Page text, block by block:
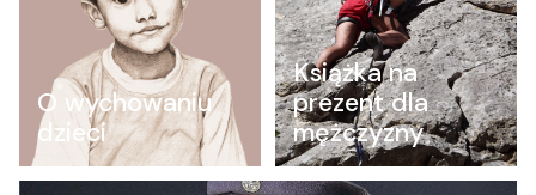
O wychowaniu
dzieci
Książka na
prezent dla
mężczyzny